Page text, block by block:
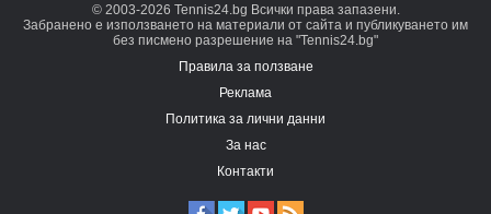
© 2003-2026 Tennis24.bg Всички права запазени.
Забранено е използването на материали от сайта и публикуването им
без писмено разрешение на "Tennis24.bg"
Правила за ползване
Реклама
Политика за лични данни
За нас
Контакти